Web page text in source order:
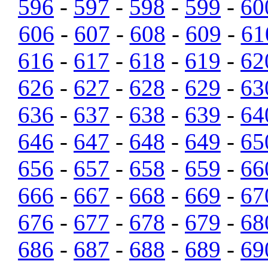
596 - 597 - 598 - 599 -
606 - 607 - 608 - 609 -
616 - 617 - 618 - 619 -
626 - 627 - 628 - 629 -
636 - 637 - 638 - 639 -
646 - 647 - 648 - 649 -
656 - 657 - 658 - 659 -
666 - 667 - 668 - 669 -
676 - 677 - 678 - 679 -
686 - 687 - 688 - 689 -